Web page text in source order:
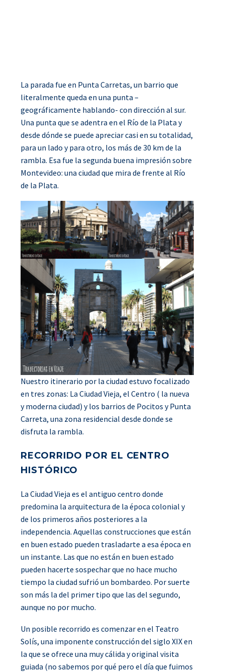
La parada fue en Punta Carretas, un barrio que
literalmente queda en una punta –
geográficamente hablando- con dirección al sur.
Una punta que se adentra en el Río de la Plata y
desde dónde se puede apreciar casi en su totalidad,
para un lado y para otro, los más de 30 km de la
rambla. Esa fue la segunda buena impresión sobre
Montevideo: una ciudad que mira de frente al Río
de la Plata.
Nuestro itinerario por la ciudad estuvo focalizado
en tres zonas: La Ciudad Vieja, el Centro ( la nueva
y moderna ciudad) y los barrios de Pocitos y Punta
Carreta, una zona residencial desde donde se
disfruta la rambla.
RECORRIDO POR EL CENTRO
HISTÓRICO
La Ciudad Vieja es el antiguo centro donde
predomina la arquitectura de la época colonial y
de los primeros años posteriores a la
independencia. Aquellas construcciones que están
en buen estado pueden trasladarte a esa época en
un instante. Las que no están en buen estado
pueden hacerte sospechar que no hace mucho
tiempo la ciudad sufrió un bombardeo. Por suerte
son más la del primer tipo que las del segundo,
aunque no por mucho.
Un posible recorrido es comenzar en el Teatro
Solís, una imponente construcción del siglo XIX en
la que se ofrece una muy cálida y original visita
guiada (no sabemos por qué pero el día que fuimos